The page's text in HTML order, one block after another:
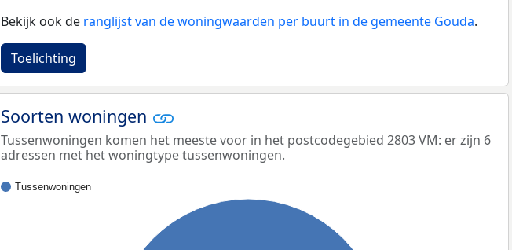
Bekijk ook de ranglijst van de woningwaarden per buurt in de gemeente Gouda.
Toelichting
Soorten woningen
Tussenwoningen komen het meeste voor in het postcodegebied 2803 VM: er zijn 6
adressen met het woningtype tussenwoningen.
Tussenwoningen